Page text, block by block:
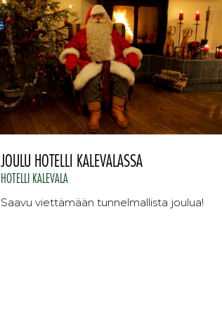
JOULU HOTELLI KALEVALASSA
HOTELLI KALEVALA
Saavu viettämään tunnelmallista joulua!